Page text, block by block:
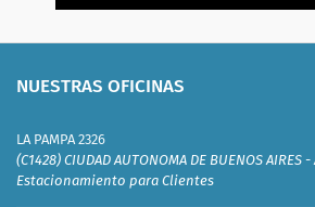
NUESTRAS OFICINAS
LA PAMPA 2326
(C1428) CIUDAD AUTONOMA DE BUENOS AIRES
Estacionamiento para Clientes